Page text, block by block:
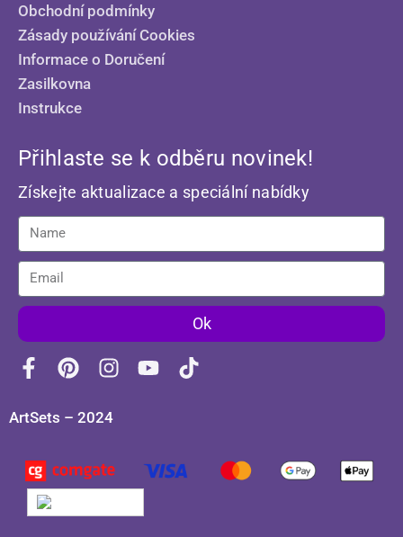
Obchodní podmínky
Zásady používání Cookies
Informace o Doručení
Zasilkovna
Instrukce
Přihlaste se k odběru novinek!
Získejte aktualizace a speciální nabídky
Ok
ArtSets – 2024